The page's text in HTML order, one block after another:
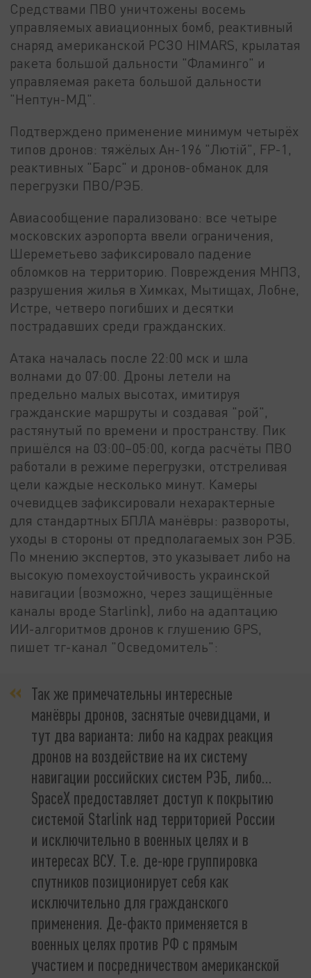
Средствами ПВО уничтожены восемь
управляемых авиационных бомб, реактивный
снаряд американской РСЗО HIMARS, крылатая
ракета большой дальности "Фламинго" и
управляемая ракета большой дальности
"Нептун-МД".
Подтверждено применение минимум четырёх
типов дронов: тяжёлых Ан-196 "Лютiй", FP-1,
реактивных "Барс" и дронов-обманок для
перегрузки ПВО/РЭБ.
Авиасообщение парализовано: все четыре
московских аэропорта ввели ограничения,
Шереметьево зафиксировало падение
обломков на территорию. Повреждения МНПЗ,
разрушения жилья в Химках, Мытищах, Лобне,
Истре, четверо погибших и десятки
пострадавших среди гражданских.
Атака началась после 22:00 мск и шла
волнами до 07:00. Дроны летели на
предельно малых высотах, имитируя
гражданские маршруты и создавая "рой",
растянутый по времени и пространству. Пик
пришёлся на 03:00–05:00, когда расчёты ПВО
работали в режиме перегрузки, отстреливая
цели каждые несколько минут. Камеры
очевидцев зафиксировали нехарактерные
для стандартных БПЛА манёвры: развороты,
уходы в стороны от предполагаемых зон РЭБ.
По мнению экспертов, это указывает либо на
высокую помехоустойчивость украинской
навигации (возможно, через защищённые
каналы вроде Starlink), либо на адаптацию
ИИ-алгоритмов дронов к глушению GPS,
пишет тг-канал "Осведомитель":
Так же примечательны интересные
манёвры дронов, заснятые очевидцами, и
тут два варианта: либо на кадрах реакция
дронов на воздействие на их систему
навигации российских систем РЭБ, либо…
SpaceX предоставляет доступ к покрытию
системой Starlink над территорией России
и исключительно в военных целях и в
интересах ВСУ. Т.е. де-юре группировка
спутников позиционирует себя как
исключительно для гражданского
применения. Де-факто применяется в
военных целях против РФ с прямым
участием и посредничеством американской